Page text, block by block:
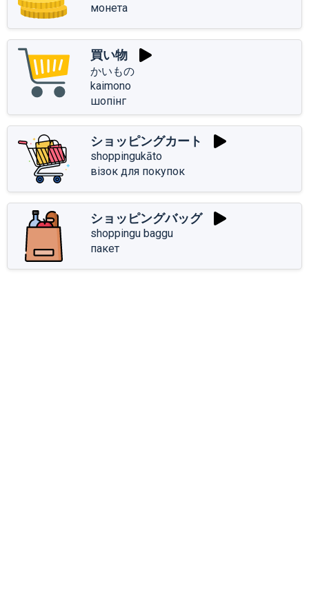
монета
買い物
かいもの
kaimono
шопінг
ショッピングカート
shoppingukāto
візок для покупок
ショッピングバッグ
shoppingu baggu
пакет